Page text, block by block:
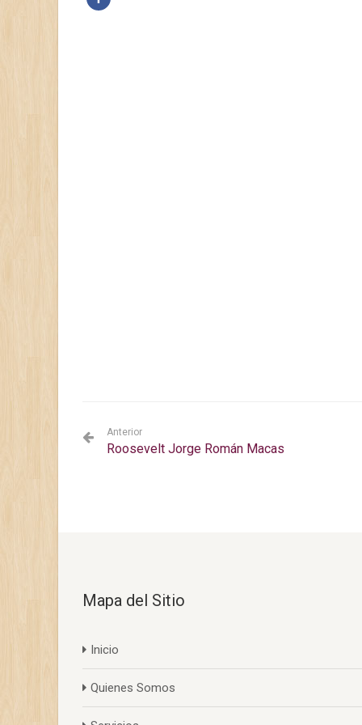
Anterior
Roosevelt Jorge Román Macas
Mapa del Sitio
Inicio
Quienes Somos